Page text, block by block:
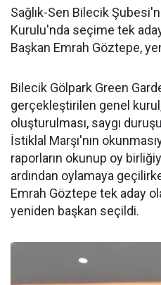
Sağlık-Sen Bilecik
Kurulu'nda seçime tek
Başkan Emrah Göztepe,
Bilecik Gölpark Green
gerçekleştirilen genel
oluşturulması, saygı
İstiklal Marşı'nın
raporların okunup oy
ardından oylamaya
Emrah Göztepe tek aday
yeniden başkan seçildi.